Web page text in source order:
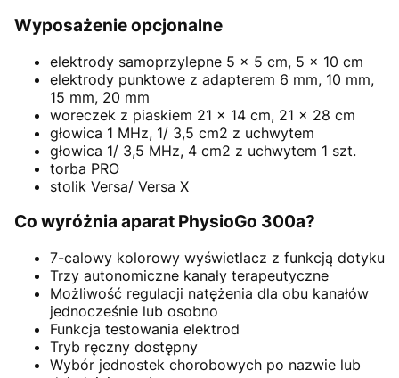
Wyposażenie opcjonalne
elektrody samoprzylepne 5 x 5 cm, 5 x 10 cm
elektrody punktowe z adapterem 6 mm, 10 mm,
15 mm, 20 mm
woreczek z piaskiem 21 x 14 cm, 21 x 28 cm
głowica 1 MHz, 1/ 3,5 cm2 z uchwytem
głowica 1/ 3,5 MHz, 4 cm2 z uchwytem 1 szt.
torba PRO
stolik Versa/ Versa X
Co wyróżnia aparat PhysioGo 300a?
7-calowy kolorowy wyświetlacz z funkcją dotyku
Trzy autonomiczne kanały terapeutyczne
Możliwość regulacji natężenia dla obu kanałów
jednocześnie lub osobno
Funkcja testowania elektrod
Tryb ręczny dostępny
Wybór jednostek chorobowych po nazwie lub